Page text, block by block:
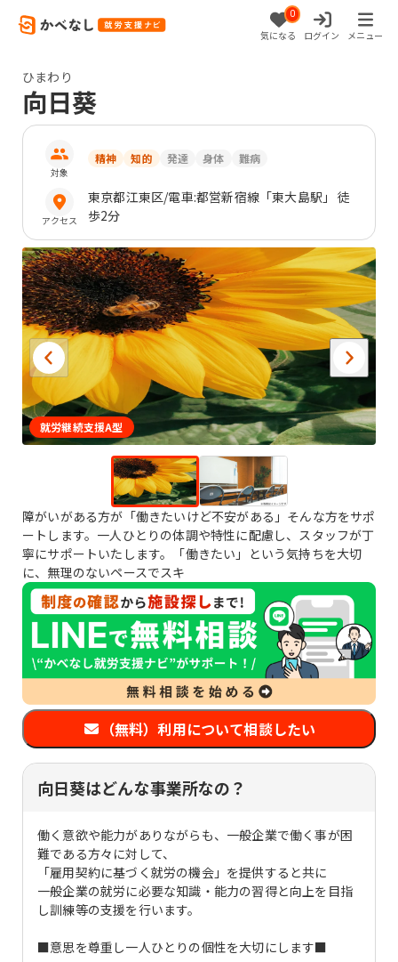
0
気になる ログイン メニュー
ひまわり
向日葵
対象
精神 知的 発達 身体 難病
アクセス
東京都江東区/電車:都営新宿線「東大島駅」 徒
歩2分
就労継続支援A型
障がいがある方が「働きたいけど不安がある」そんな方をサポ
ートします。一人ひとりの体調や特性に配慮し、スタッフが丁
寧にサポートいたします。「働きたい」という気持ちを大切
に、無理のないペースでスキ
（無料）利用について相談したい
向日葵はどんな事業所なの？
働く意欲や能力がありながらも、一般企業で働く事が困
難である方々に対して、
「雇用契約に基づく就労の機会」を提供すると共に
一般企業の就労に必要な知識・能力の習得と向上を目指
し訓練等の支援を行います。
■意思を尊重し一人ひとりの個性を大切にします■